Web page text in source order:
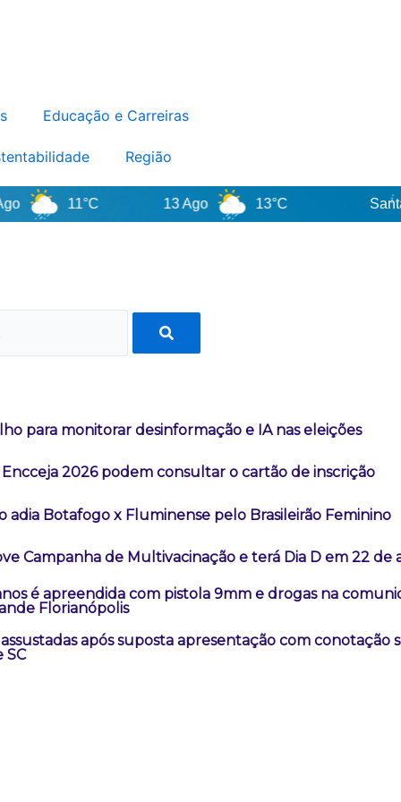
Educação e Carreiras
Região
11°C 13 Ago 13°C Santa
para monitorar desinformação e IA nas eleições
2026 podem consultar o cartão de inscrição
adia Botafogo x Fluminense pelo Brasileirão Feminino
Campanha de Multivacinação e terá Dia D em 22 de
é apreendida com pistola 9mm e drogas na
Florianópolis
após suposta apresentação com conotação
SC